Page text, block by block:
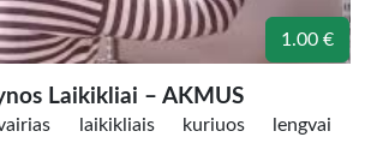
1.00 €
Laikikliai – AKMUS
laikikliais kuriuos lengvai